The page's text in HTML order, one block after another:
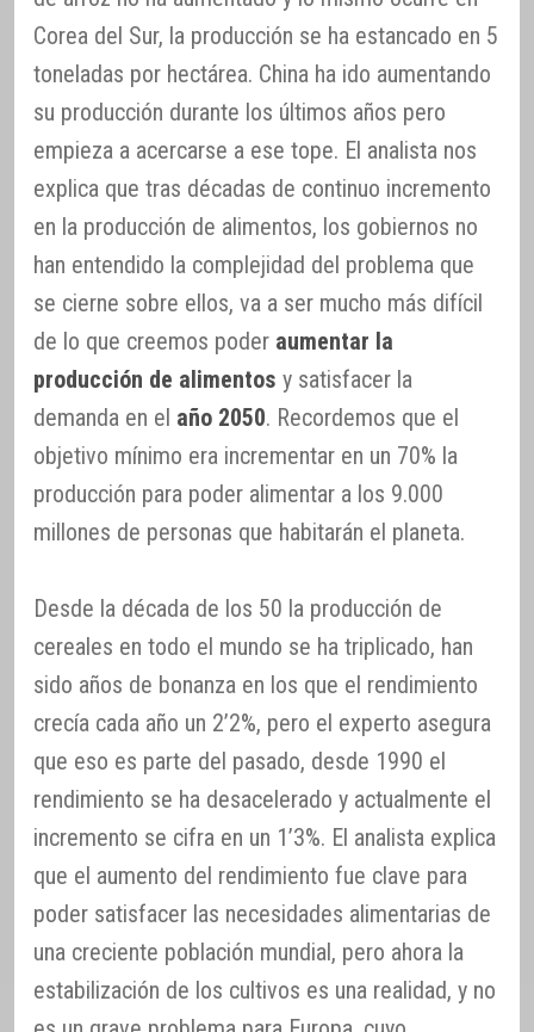
Corea del Sur, la producción se ha estancado en 5
toneladas por hectárea. China ha ido aumentando
su producción durante los últimos años pero
empieza a acercarse a ese tope. El analista nos
explica que tras décadas de continuo incremento
en la producción de alimentos, los gobiernos no
han entendido la complejidad del problema que
se cierne sobre ellos, va a ser mucho más difícil
de lo que creemos poder aumentar la
producción de alimentos y satisfacer la
demanda en el año 2050. Recordemos que el
objetivo mínimo era incrementar en un 70% la
producción para poder alimentar a los 9.000
millones de personas que habitarán el planeta.
Desde la década de los 50 la producción de
cereales en todo el mundo se ha triplicado, han
sido años de bonanza en los que el rendimiento
crecía cada año un 2’2%, pero el experto asegura
que eso es parte del pasado, desde 1990 el
rendimiento se ha desacelerado y actualmente el
incremento se cifra en un 1’3%. El analista explica
que el aumento del rendimiento fue clave para
poder satisfacer las necesidades alimentarias de
una creciente población mundial, pero ahora la
estabilización de los cultivos es una realidad, y no